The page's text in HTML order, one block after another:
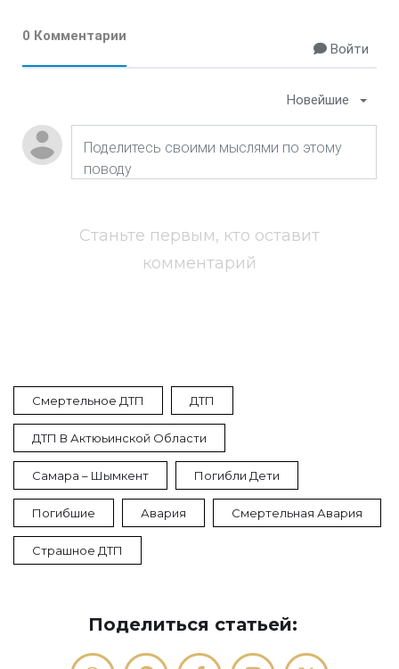
0 Комментарии
Войти
Новейшие
Станьте первым, кто оставит
комментарий
Смертельное ДТП ДТП
ДТП В Актюьинской Области
Самара – Шымкент Погибли Дети
Погибшие Авария Смертельная Авария
Страшное ДТП
Поделиться статьей: